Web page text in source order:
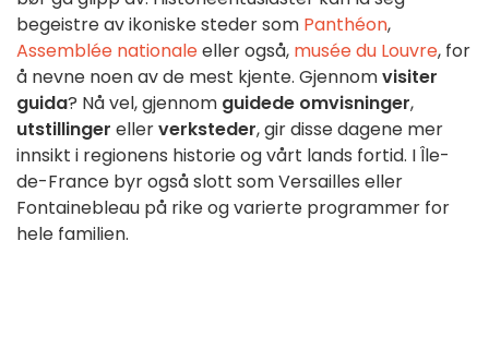
begeistre av ikoniske steder som Panthéon,
Assemblée nationaleeller også, musée du Louvre, for
å nevne noen av de mest kjente. Gjennomvisiter
guida? Nå vel, gjennom guidede omvisninger,
utstillinger ellerverksteder, gir disse dagene mer
innsikt i regionens historie og vårt lands fortid. I Île-
de-France byr også slott som Versailles eller
Fontainebleau på rike og varierte programmer for
hele familien.